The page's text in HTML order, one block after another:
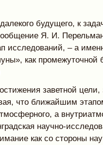
будущего, к
Я. И.
исследований, – а
как промежуточной
заветной
что ближайшим
а
научно-
как со стороны